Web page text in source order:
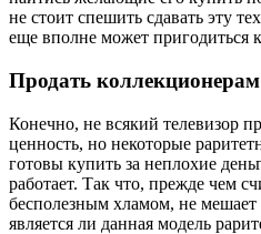
не стоит спешить сдавать эту
еще вполне может пригодиться
Продать коллекционерам
Конечно, не всякий телевизор
ценность, но некоторые
готовы купить за неплохие
работает. Так что, прежде чем
бесполезным хламом, не
является ли данная модель